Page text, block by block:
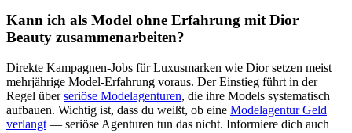
Kann ich als Model ohne Erfahrung mit Dior
Beauty zusammenarbeiten?
Direkte Kampagnen-Jobs für Luxusmarken wie Dior setzen meist
mehrjährige Model-Erfahrung voraus. Der Einstieg führt in der
Regel überseriöse Modelagenturen, die ihre Models systematisch
aufbauen. Wichtig ist, dass du weißt, ob eine Modelagentur Geld
verlangt — seriöse Agenturen tun das nicht. Informiere dich auch